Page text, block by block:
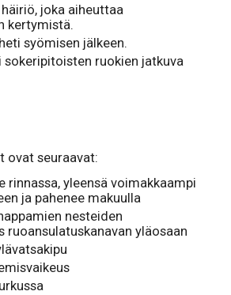
joka aiheuttaa
kertymistä.
syömisen jälkeen.
sokeripitoisten ruokien jatkuva
ovat seuraavat:
rinnassa, yleensä voimakkaampi
ja pahenee makuulla
nesteiden
ruoansulatuskanavan yläosaan